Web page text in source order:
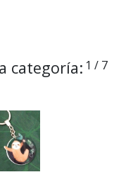
categoría: 1 / 7